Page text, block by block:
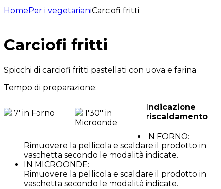
HomePer i vegetarianiCarciofi fritti
Carciofi fritti
Spicchi di carciofi fritti pastellati con uova e farina
Tempo di preparazione:
7' in Forno
1'30'' in
Microonde
Indicazione
riscaldamento
IN FORNO:
Rimuovere la pellicola e scaldare il prodotto in
vaschetta secondo le modalità indicate.
IN MICROONDE:
Rimuovere la pellicola e scaldare il prodotto in
vaschetta secondo le modalità indicate.